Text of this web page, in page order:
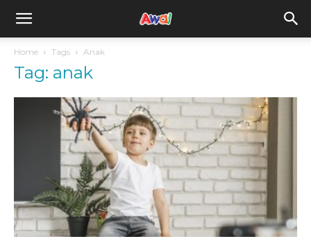
awal.my
Home Tags Anak
Tag: anak